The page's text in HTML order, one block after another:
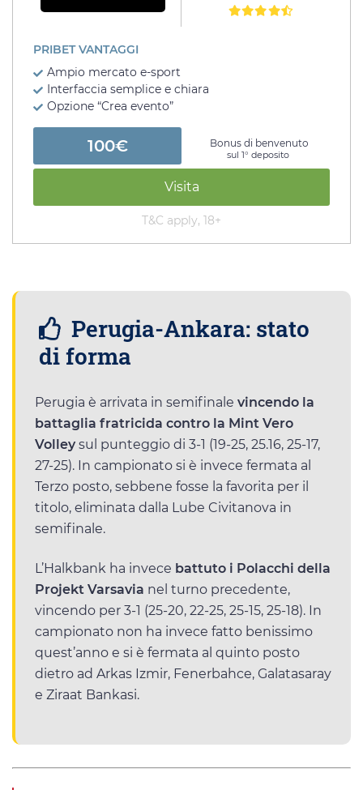
PRIBET VANTAGGI
Ampio mercato e-sport
Interfaccia semplice e chiara
Opzione “Crea evento”
100€ Bonus di benvenuto
sul 1° deposito
Visita
T&C apply, 18+
Perugia-Ankara: stato
di forma
Perugia è arrivata in semifinale vincendo la
battaglia fratricida contro la Mint Vero
Volley sul punteggio di 3-1 (19-25, 25.16, 25-17,
27-25). In campionato si è invece fermata al
Terzo posto, sebbene fosse la favorita per il
titolo, eliminata dalla Lube Civitanova in
semifinale.
L’Halkbank ha invece battuto i Polacchi della
Projekt Varsavia nel turno precedente,
vincendo per 3-1 (25-20, 22-25, 25-15, 25-18). In
campionato non ha invece fatto benissimo
quest’anno e si è fermata al quinto posto
dietro ad Arkas Izmir, Fenerbahce, Galatasaray
e Ziraat Bankasi.